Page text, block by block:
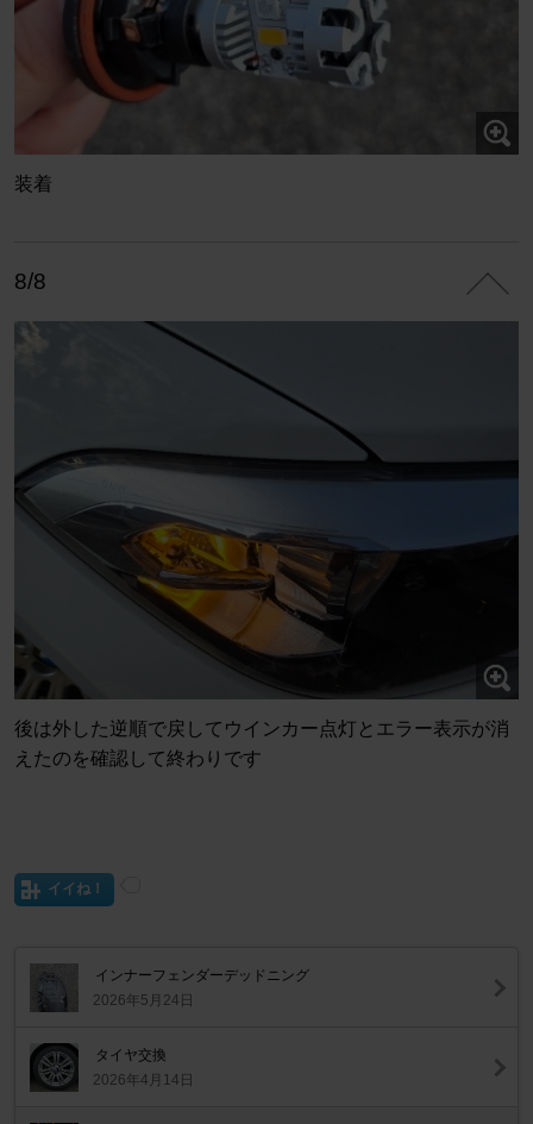
装着
8/8
後は外した逆順で戻してウインカー点灯とエラー表示が消
えたのを確認して終わりです
イイね！
インナーフェンダーデッドニング
2026年5月24日
タイヤ交換
2026年4月14日